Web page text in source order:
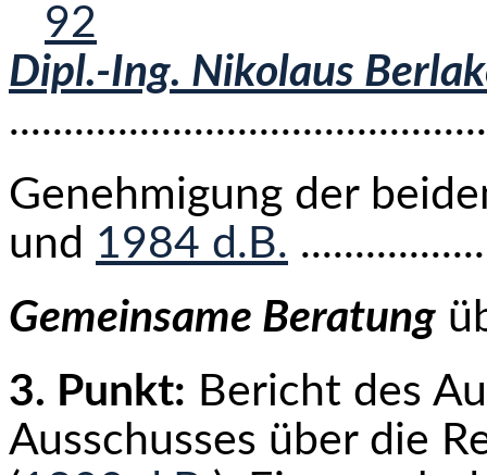
92
Dipl.-Ing. Nikolaus
Genehmigung der
und 1984 d.B.
Gemeinsame Beratung
3. Punkt: Bericht des
Ausschusses über die